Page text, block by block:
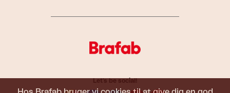
Let's be social!